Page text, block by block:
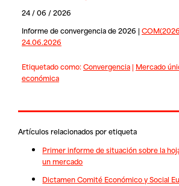
24 / 06 / 2026
Informe de convergencia de 2026 |
24.06.2026
Etiquetado como:Convergencia| Mercado
económica
Artículos relacionados por etiqueta
Primer informe de situación sobre la
un mercado
Dictamen Comité Económico y Social